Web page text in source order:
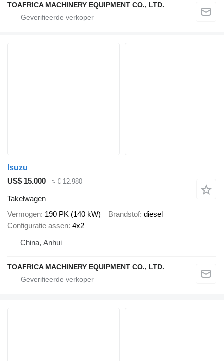
TOAFRICA MACHINERY EQUIPMENT CO., LTD.
Isuzu
US$ 15.000
≈ € 12.980
Takelwagen
Vermogen 190 PK (140 kW) Brandstof diesel
Configuratie assen 4x2
China, Anhui
TOAFRICA MACHINERY EQUIPMENT CO., LTD.